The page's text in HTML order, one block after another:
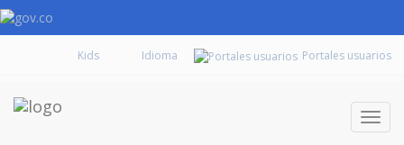
Kids Portales usuarios